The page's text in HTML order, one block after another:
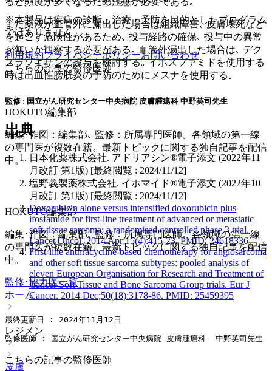
※本製品は疾病の診断・治療・予防を目的としたプログラム
ではありません。
利用規約プライバシーポリシーお問い合わせ
こちらの記事の監修医師
HOKUTO編集部
編集･作図：編集部､ 監修：所属専門医師。各領域の第一線
の専門医が複数在籍。最新トピックに関する独自記事を配信
中。
HOKUTO編集部
編集･作図：編集部､ 監修：所属専門医師。各領域の第一線
の専門医が複数在籍。最新トピックに関する独自記事を配信
中。
監修･協力医一覧
ホーム
レジメン
皮膚
また薬液が血管外に漏出した場合は組織障害､ 皮膚壊死など
を起こす危険性があるため､ 投与経路の確保､ 投与中の異常
が無いか観察する必要がある｡ 血管外漏出した場合は､ デク
スラゾキサンの投与を検討する｡ イホスファミドを使用する
時は出血性膀胱炎の予防のためにメスナを使用する｡
監修 : 国立がん研究センター中央病院 皮膚腫瘍科 中野英司先生
出典
日本化薬株式会社. アドリアシン®電子添文 (2022年11
月改訂 第1版) [最終閲覧 : 2024/11/12]
塩野義製薬株式会社. イホマイド®電子添文 (2022年10
月改訂 第1版) [最終閲覧 : 2024/11/12]
Doxorubicin alone versus intensified doxorubicin plus
ifosfamide for first-line treatment of advanced or metastatic
soft-tissue sarcoma: a randomised controlled phase 3 trial.
Lancet Oncol. 2014 Apr;15(4):415-23. PMID: 24618336
First-line anthracycline-based chemotherapy for angiosarcoma
and other soft tissue sarcoma subtypes: pooled analysis of
eleven European Organisation for Research and Treatment of
Cancer Soft Tissue and Bone Sarcoma Group trials. Eur J
Cancer. 2014 Dec;50(18):3178-86. PMID: 25459395
最終更新日 : 2024年11月12日
監修医師 : 国立がん研究センター中央病院 皮膚腫瘍科  中野英司先生
こちらの記事の監修医師